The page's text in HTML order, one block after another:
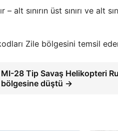
sınırın üst sınırı ve alt
Zile bölgesini temsil
MI-28 Tip Savaş Helikopteri
bölgesine düştü →